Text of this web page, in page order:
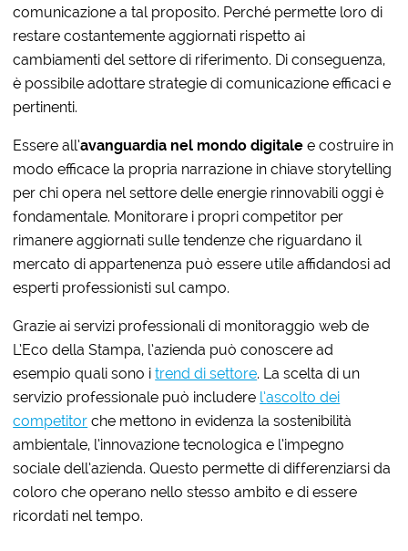
comunicazione a tal proposito. Perché permette loro di
restare costantemente aggiornati rispetto ai
cambiamenti del settore di riferimento. Di conseguenza,
è possibile adottare strategie di comunicazione efficaci e
pertinenti.
Essere all’avanguardia nel mondo digitale e costruire in
modo efficace la propria narrazione in chiave storytelling
per chi opera nel settore delle energie rinnovabili oggi è
fondamentale. Monitorare i propri competitor per
rimanere aggiornati sulle tendenze che riguardano il
mercato di appartenenza può essere utile affidandosi ad
esperti professionisti sul campo.
Grazie ai servizi professionali di monitoraggio web de
L’Eco della Stampa, l’azienda può conoscere ad
esempio quali sono itrend di settore. La scelta di un
servizio professionale può includere l’ascolto dei
competitor che mettono in evidenza la sostenibilità
ambientale, l’innovazione tecnologica e l’impegno
sociale dell’azienda. Questo permette di differenziarsi da
coloro che operano nello stesso ambito e di essere
ricordati nel tempo.